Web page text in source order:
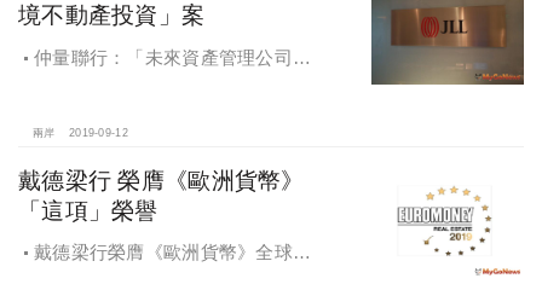
境不動產投資」案
仲量聯行：「未來資產管理公司」
兩岸 2019-09-12
戴德梁行 榮膺《歐洲貨幣》
「這項」榮譽
戴德梁行榮膺《歐洲貨幣》全球最